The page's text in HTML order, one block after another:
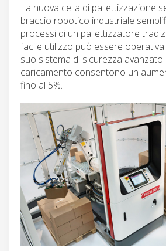
La nuova cella di pallettizzazione
braccio robotico industriale
processi di un pallettizzatore
facile utilizzo può essere
suo sistema di sicurezza avanzato
caricamento consentono un
fino al 5%.